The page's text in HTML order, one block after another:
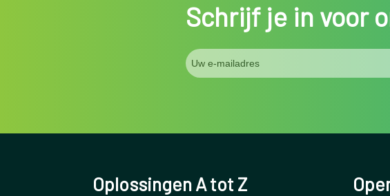
Schrijf je in voor
Oplossingen A tot Z